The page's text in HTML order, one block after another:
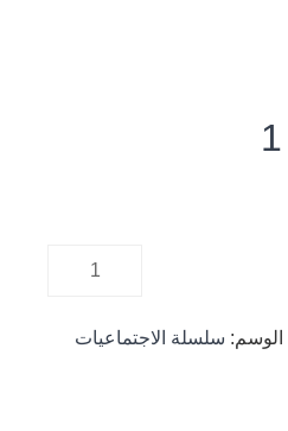
كمية اخوة
الوسم: سلسلة الاجتماعيات